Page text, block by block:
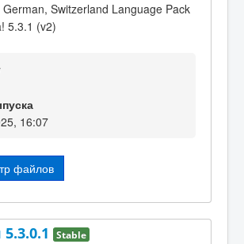
Switzerland Language Pack
5.3.1 (v2)
16:07
файлов
Stable